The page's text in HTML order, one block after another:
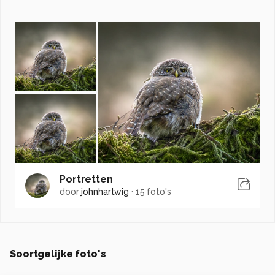
Portretten
doorjohnhartwig · 15 foto's
Soortgelijke foto's